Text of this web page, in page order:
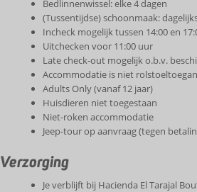
Bedlinnenwissel: elke 4 dagen
(Tussentijdse) schoonmaak:
Incheck mogelijk tussen 14:00 en
Uitchecken voor 11:00 uur
Late check-out mogelijk o.b.v.
Accommodatie is niet
Adults Only (vanaf 12 jaar)
Huisdieren niet toegestaan
Niet-roken accommodatie
Jeep-tour op aanvraag (tegen
Verzorging
Je verblijft bij Hacienda El Tarajal